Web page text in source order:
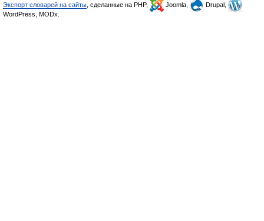
Экспорт словарей на сайты , сделанные на PHP, Joomla,
Drupal,
WordPress, MODx.